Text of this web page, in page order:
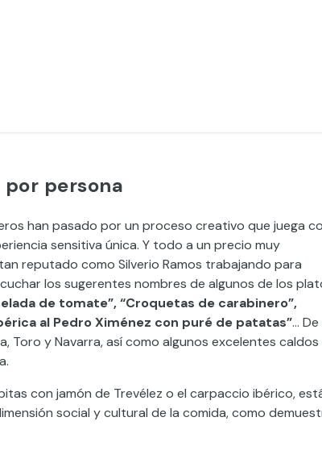
persona
han pasado por un proceso creativo que juega
sensitiva única. Y todo a un precio muy
reputado como Silverio Ramos trabajando para
los sugerentes nombres de algunos de los
de tomate”, “Croquetas de carabinero”,
al Pedro Ximénez con puré de patatas”… De
Toro y Navarra, así como algunos excelentes caldos
con jamón de Trevélez o el carpaccio ibérico,
social y cultural de la comida, como